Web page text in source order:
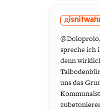
spreche ich
denn
uns das